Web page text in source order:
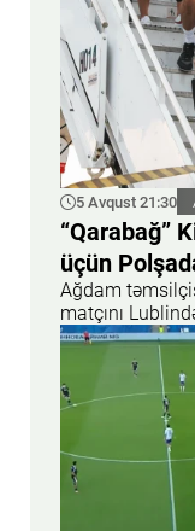
5 Avqust 21:30
“Qarabağ”
üçün
Ağdam
matçını